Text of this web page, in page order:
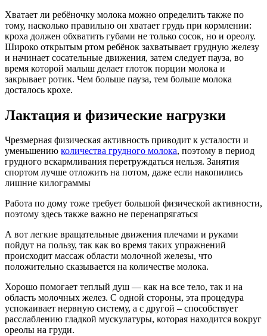
Хватает ли ребёночку молока можно определить также по
тому, насколько правильно он хватает грудь при кормлении:
кроха должен обхватить губами не только сосок, но и ореолу.
Широко открытым ртом ребёнок захватывает грудную железу
и начинает сосательные движения, затем следует пауза, во
время которой малыш делает глоток порции молока и
закрывает ротик. Чем больше пауза, тем больше молока
досталось крохе.
Лактация и физические нагрузки
Чрезмерная физическая активность приводит к усталости и
уменьшению количества грудного молока, поэтому в период
грудного вскармливания перетруждаться нельзя. Занятия
спортом лучше отложить на потом, даже если накопились
лишние килограммы
Работа по дому тоже требует большой физической активности,
поэтому здесь также важно не перенапрягаться
А вот легкие вращательные движения плечами и руками
пойдут на пользу, так как во время таких упражнений
происходит массаж области молочной железы, что
положительно сказывается на количестве молока.
Хорошо помогает теплый душ — как на все тело, так и на
область молочных желез. С одной стороны, эта процедура
успокаивает нервную систему, а с другой – способствует
расслаблению гладкой мускулатуры, которая находится вокруг
ореолы на груди.